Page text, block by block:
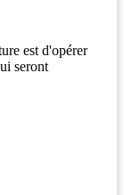
est d'opérer
seront